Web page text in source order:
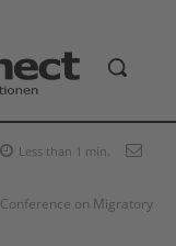
Less than 1 min.
on Migratory